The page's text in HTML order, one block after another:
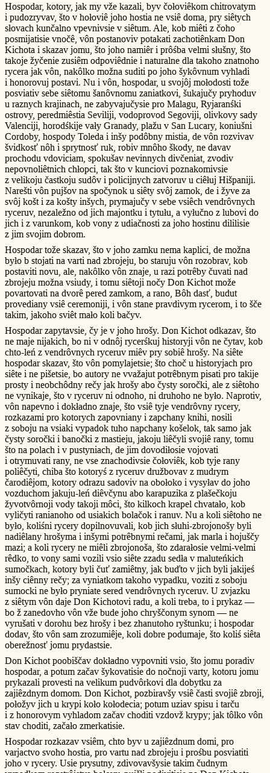
Hospodar, kotory, jak my vže kazali, byv čołoviêkom chitrovatym
i pudozryvav, što v hołoviê joho hostia ne vsiê doma, pry siêtych
słovach kunčalno vpevnivsie v siêtum. Ale, kob miêti z čoho
posmijatisie vnočê, vôn postanoviv potakati zachotiênkam Don
Kichota i skazav jomu, što joho namiêr i prôśba velmi słušny, što
takoje žyčenie zusiêm odpoviêdnie i naturalne dla takoho znatnoho
rycera jak vôn, nakôlko možna suditi po joho šykôvnum vyhladi
i honorovuj postavi. Nu i vôn, hospodar, u svojôj mołodosti tože
posviativ sebe siêtomu šanôvnomu zaniatkovi, šukajučy pryhoduv
u raznych krajinach, ne zabyvajučysie pro Malagu, Ryjaranśki
ostrovy, peredmiêstia Seviliji, vodoprovod Segoviji, olivkovy sady
Valenciji, horodśkije vały Granady, plažu v San Lucary, koniušni
Cordoby, hospody Toleda i inšy podôbny mistia, de vôn rozvivav
švidkosť nôh i sprytnosť ruk, robiv mnôho škody, ne davav
prochodu vdoviciam, spokušav nevinnych divčeniat, zvodiv
nepovnoliêtnich chłopci, tak što v kunciovi poznakomivsie
z velikoju častkoju sudôv i policijnych zatvoruv u ciêłuj Hišpaniji.
Narešti vôn pujšov na spočynok u siêty svôj zamok, de i žyve za
svôj košt i za košty inšych, prymajučy v sebe vsiêch vendrôvnych
ryceruv, nezaležno od jich majontku i tytułu, a vyłučno z lubovi do
jich i z varunkom, kob vony z udiačnosti za joho hostinu dililisie
z jim svojim dobrom.
Hospodar tože skazav, što v joho zamku nema kaplici, de možna
było b stojati na varti nad zbrojeju, bo staruju vôn rozobrav, kob
postaviti novu, ale, nakôlko vôn znaje, u razi potrêby čuvati nad
zbrojeju možna vsiudy, i tomu siêtoji nočy Don Kichot može
povartovati na dvorê pered zamkom, a rano, Bôh dasť, budut
provediany vsiê ceremoniji, i vôn stane pravdivym rycerom, i to šče
takim, jakoho sviêt mało koli bačyv.
Hospodar zapytavsie, čy je v joho hrošy. Don Kichot odkazav, što
ne maje nijakich, bo ni v odnôj rycerśkuj historyji vôn ne čytav, kob
chto-leń z vendrôvnych ryceruv miêv pry sobiê hrošy. Na siête
hospodar skazav, što vôn pomylajetsie; što choč u historyjach pro
siête i ne pišetsie, bo autory ne vvažajut potrêbnym pisati pro takije
prosty i neobchôdny rečy jak hrošy abo čysty soročki, ale z siêtoho
ne vynikaje, što v ryceruv ni odnoho, ni druhoho ne było. Naprotiv,
vôn napevno i dokładno znaje, što vsiê tyje vendrôvny rycery,
rozkazami pro kotorych zapovniany i zapchany knihi, nosili
z soboju na vsiaki vypadok tuho napchany košelok, tak samo jak
čysty soročki i banočki z mastieju, jakoju liêčyli svojiê rany, tomu
što na polach i v pustyniach, de jim dovodiłosie vojovati
i otrymuvati rany, ne vse znachodivsie čołoviêk, kob tyje rany
poliêčyti, chiba što kotoryś z ryceruv družbovav z mudrym
čarodiêjom, kotory odrazu sadoviv na obołoko i vysyłav do joho
vozduchom jakuju-leń diêvčynu abo karapuzika z plašečkoju
žyvotvôrnoji vody takoji môci, što kilkoch krapel chvatało, kob
vyličyti ranianoho od usiakich bolačok i ranuv. Nu a koli siêtoho ne
było, koliśni rycery dopilnovuvali, kob jich słuhi-zbrojonošy byli
nadiêlany hrošyma i inšymi potrêbnymi rečami, jak marla i hojuščy
mazi; a koli rycery ne miêli zbrojonoša, što zdarałosie velmi-velmi
rêdko, to vony sami vozili vsio siête zzadu sedła v maluteńkich
sumočkach, kotory byli čuť zamiêtny, jak buďto v jich byli jakijeś
inšy ciênny rečy; za vyniatkom takoho vypadku, voziti z soboju
sumocki ne było pryniate sered vendrôvnych ryceruv. U zvjazku
z siêtym vôn daje Don Kichotovi radu, a koli treba, to i prykaz —
bo ž zanedovho vôn vže bude joho chryščonym synom — ne
vyrušati v dorohu bez hrošy i bez zhanutoho ryštunku; i hospodar
dodav, što vôn sam zrozumiêje, koli dobre podumaje, što koliś siêta
oberežnosť jomu prydastsie.
Don Kichot poobiščav dokładno vypovniti vsio, što jomu poradiv
hospodar, a potum začav šykovatisie do nočnoji varty, kotoru jomu
prykazali provesti na velikum pudvôrkovi dla dobytku za
zajiêzdnym domom. Don Kichot, pozbiravšy vsiê časti svojiê zbroji,
połožyv jich u krypi koło kołodecia; potum uziav spisu i tarču
i z honorovym vyhladom začav choditi vzdovž krypy; jak tôlko vôn
stav choditi, začało zmerkatisie.
Hospodar rozkazav vsiêm, chto byv u zajiêzdnum domi, pro
varjactvo svoho hostia, pro vartu nad zbrojeju i prośbu posviatiti
joho v rycery. Usie prysutny, zdivovavšysie takim čudnym